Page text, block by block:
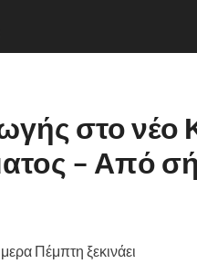
στο νέο
– Από
Πέμπτη ξεκινάει